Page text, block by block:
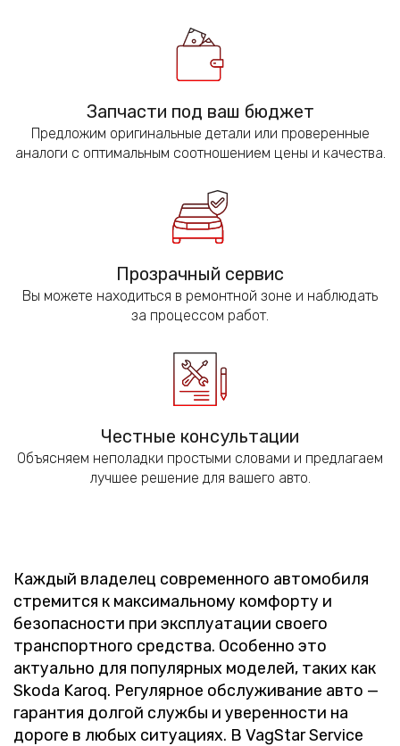
Запчасти под ваш бюджет
Предложим оригинальные детали или проверенные
аналоги с оптимальным соотношением цены и качества.
Прозрачный сервис
Вы можете находиться в ремонтной зоне и наблюдать
за процессом работ.
Честные консультации
Объясняем неполадки простыми словами и предлагаем
лучшее решение для вашего авто.
Каждый владелец современного автомобиля
стремится к максимальному комфорту и
безопасности при эксплуатации своего
транспортного средства. Особенно это
актуально для популярных моделей, таких как
Skoda Karoq. Регулярное обслуживание авто —
гарантия долгой службы и уверенности на
дороге в любых ситуациях. В VagStar Service